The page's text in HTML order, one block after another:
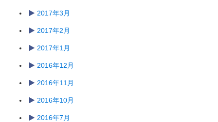
2017年3月
2017年2月
2017年1月
2016年12月
2016年11月
2016年10月
2016年7月